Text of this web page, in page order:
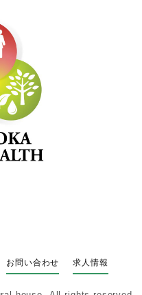
お問い合わせ 求人情報